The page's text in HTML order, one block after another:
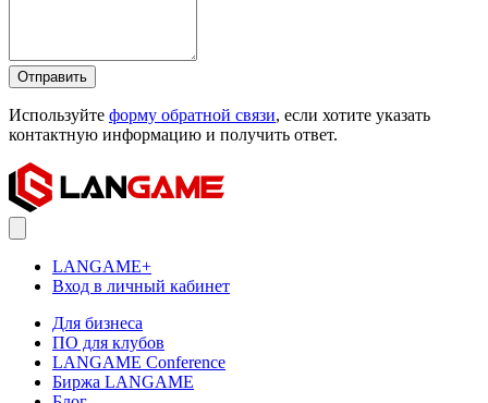
Отправить
Используйте форму обратной связи, если хотите указать
контактную информацию и получить ответ.
LANGAME+
Вход в личный кабинет
Для бизнеса
ПО для клубов
LANGAME Conference
Биржа LANGAME